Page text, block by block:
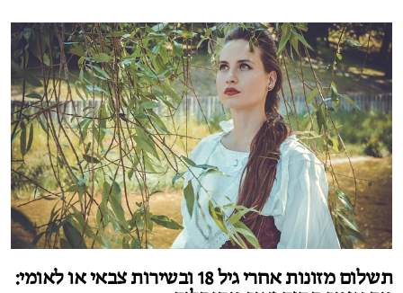
תשלום מזונות אחרי גיל 18 ובשירות צבאי או לאומי: